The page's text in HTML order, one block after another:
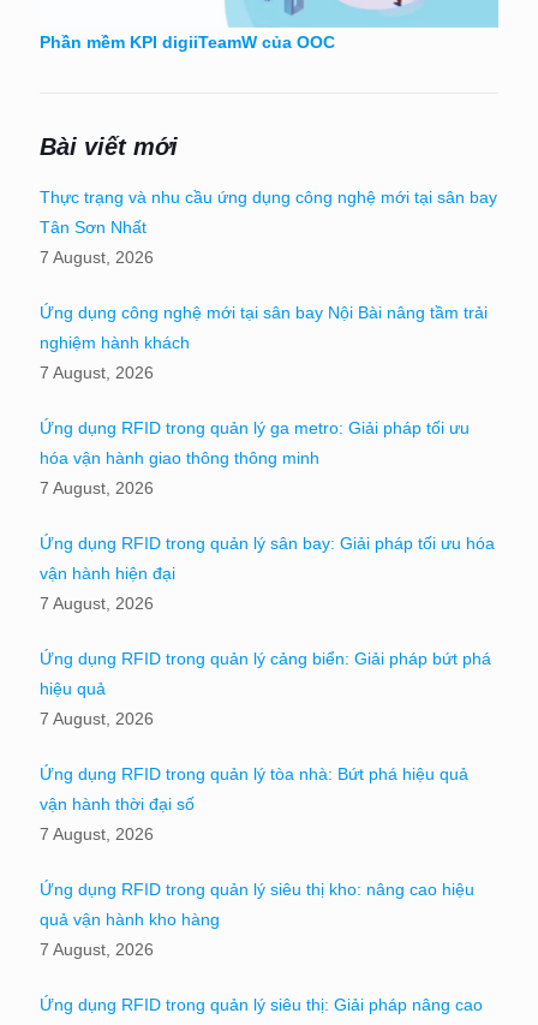
Phần mềm KPI digiiTeamW của OOC
Bài viết mới
Thực trạng và nhu cầu ứng dụng công nghệ mới tại sân bay
Tân Sơn Nhất
7 August, 2026
Ứng dụng công nghệ mới tại sân bay Nội Bài nâng tầm trải
nghiệm hành khách
7 August, 2026
Ứng dụng RFID trong quản lý ga metro: Giải pháp tối ưu
hóa vận hành giao thông thông minh
7 August, 2026
Ứng dụng RFID trong quản lý sân bay: Giải pháp tối ưu hóa
vận hành hiện đại
7 August, 2026
Ứng dụng RFID trong quản lý cảng biển: Giải pháp bứt phá
hiệu quả
7 August, 2026
Ứng dụng RFID trong quản lý tòa nhà: Bứt phá hiệu quả
vận hành thời đại số
7 August, 2026
Ứng dụng RFID trong quản lý siêu thị kho: nâng cao hiệu
quả vận hành kho hàng
7 August, 2026
Ứng dụng RFID trong quản lý siêu thị: Giải pháp nâng cao